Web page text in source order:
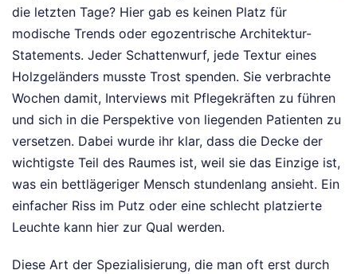
die letzten Tage? Hier gab es keinen Platz für
modische Trends oder egozentrische Architektur-
Statements. Jeder Schattenwurf, jede Textur eines
Holzgeländers musste Trost spenden. Sie verbrachte
Wochen damit, Interviews mit Pflegekräften zu führen
und sich in die Perspektive von liegenden Patienten zu
versetzen. Dabei wurde ihr klar, dass die Decke der
wichtigste Teil des Raumes ist, weil sie das Einzige ist,
was ein bettlägeriger Mensch stundenlang ansieht. Ein
einfacher Riss im Putz oder eine schlecht platzierte
Leuchte kann hier zur Qual werden.
Diese Art der Spezialisierung, die man oft erst durch